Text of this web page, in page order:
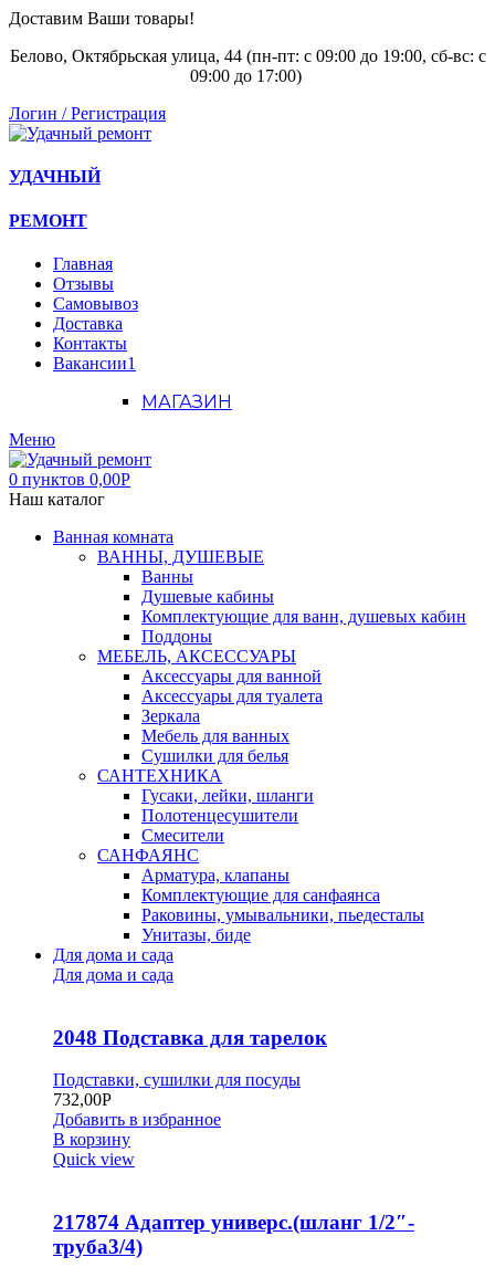
Доставим Ваши товары!
Белово, Октябрьская улица, 44 (пн-пт: с 09:00 до 19:00, сб-вс: с
09:00 до 17:00)
Логин / Регистрация
УДАЧНЫЙ
РЕМОНТ
Главная
Отзывы
Самовывоз
Доставка
Контакты
Вакансии1
МАГАЗИН
Меню
0 пунктов 0,00Р
Наш каталог
Ванная комната
ВАННЫ, ДУШЕВЫЕ
Ванны
Душевые кабины
Комплектующие для ванн, душевых кабин
Поддоны
МЕБЕЛЬ, АКСЕССУАРЫ
Аксессуары для ванной
Аксессуары для туалета
Зеркала
Мебель для ванных
Сушилки для белья
САНТЕХНИКА
Гусаки, лейки, шланги
Полотенцесушители
Смесители
САНФАЯНС
Арматура, клапаны
Комплектующие для санфаянса
Раковины, умывальники, пьедесталы
Унитазы, биде
Для дома и сада
Для дома и сада
2048 Подставка для тарелок
Подставки, сушилки для посуды
732,00Р
Добавить в избранное
В корзину
Quick view
217874 Адаптер универс.(шланг 1/2″-
труба3/4)